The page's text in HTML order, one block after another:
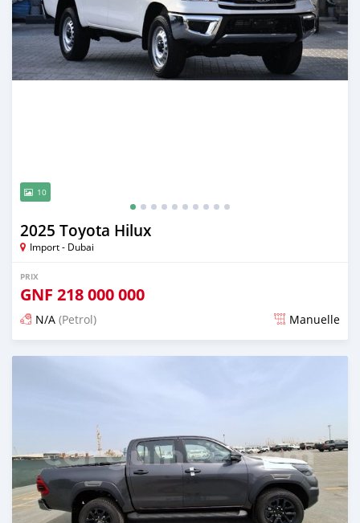
10
2025 Toyota Hilux
Import - Dubai
PRIX
GNF 218 000 000
N/A (Petrol) Manuelle
Publié il y a 6 mois